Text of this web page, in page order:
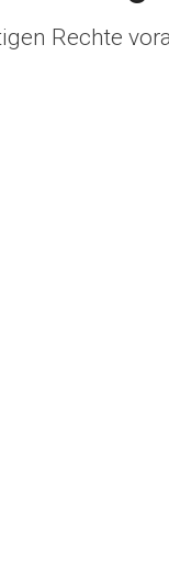
Rechte